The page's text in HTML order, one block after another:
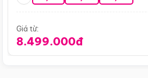
Giá từ:
8.499.000đ